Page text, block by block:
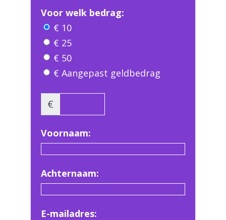
Voor welk bedrag:
€ 10
€ 25
€ 50
€ Aangepast geldbedrag
€
Voornaam:
Achternaam:
E-mailadres: